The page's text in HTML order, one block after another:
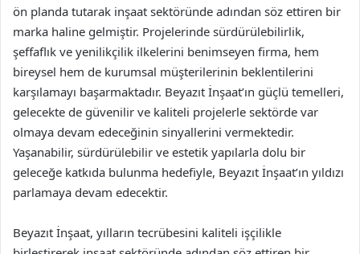
ön planda tutarak inşaat sektöründe adından söz ettiren bir
marka haline gelmiştir. Projelerinde sürdürülebilirlik,
şeffaflık ve yenilikçilik ilkelerini benimseyen firma, hem
bireysel hem de kurumsal müşterilerinin beklentilerini
karşılamayı başarmaktadır. Beyazıt İnşaat’ın güçlü temelleri,
gelecekte de güvenilir ve kaliteli projelerle sektörde var
olmaya devam edeceğinin sinyallerini vermektedir.
Yaşanabilir, sürdürülebilir ve estetik yapılarla dolu bir
geleceğe katkıda bulunma hedefiyle, Beyazıt İnşaat’ın yıldızı
parlamaya devam edecektir.
Beyazıt İnşaat, yılların tecrübesini kaliteli işçilikle